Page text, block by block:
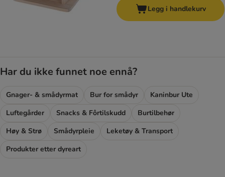
Legg i handlekurv
Har du ikke funnet noe ennå?
Gnager- & smådyrmat Bur for smådyr
Kaninbur Ute
Luftegårder
Snacks & Fôrtilskudd
Burtilbehør
Høy & Strø
Smådyrpleie
Leketøy & Transport
Produkter etter dyreart